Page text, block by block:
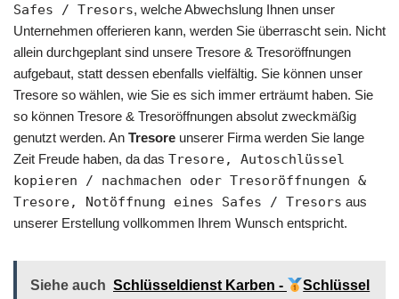
Safes / Tresors, welche Abwechslung Ihnen unser
Unternehmen offerieren kann, werden Sie überrascht sein. Nicht
allein durchgeplant sind unsere Tresore & Tresoröffnungen
aufgebaut, statt dessen ebenfalls vielfältig. Sie können unser
Tresore so wählen, wie Sie es sich immer erträumt haben. Sie
so können Tresore & Tresoröffnungen absolut zweckmäßig
genutzt werden. An Tresore unserer Firma werden Sie lange
Zeit Freude haben, da das Tresore, Autoschlüssel
kopieren / nachmachen oder Tresoröffnungen &
Tresore, Notöffnung eines Safes / Tresors aus
unserer Erstellung vollkommen Ihrem Wunsch entspricht.
Siehe auch Schlüsseldienst Karben -
Schlüssel